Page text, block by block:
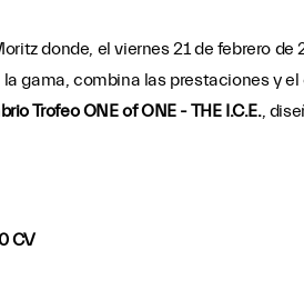
donde, el viernes 21 de febrero de
gama, combina las prestaciones y
Trofeo ONE of ONE - THE I.C.E.,
CV